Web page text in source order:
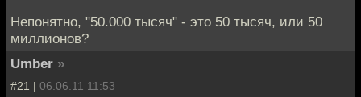
Непонятно, "50.000 тысяч" - это 50 тысяч, или 50
миллионов?
Umber »
#21 | 06.06.11 11:53